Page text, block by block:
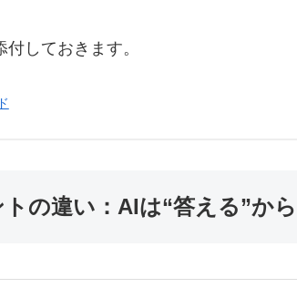
しておきます。
の違い：AIは“答える”か